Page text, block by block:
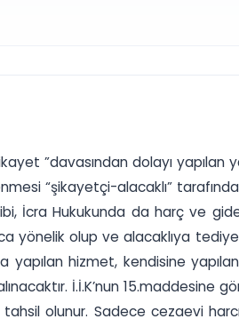
”davasından dolayı yapılan
“şikayetçi-alacaklı”
İcra Hukukunda da harç ve
yönelik olup ve alacaklıya
yapılan hizmet, kendisine
İ.İ.K’nun 15.maddesine
olunur. Sadece cezaevi